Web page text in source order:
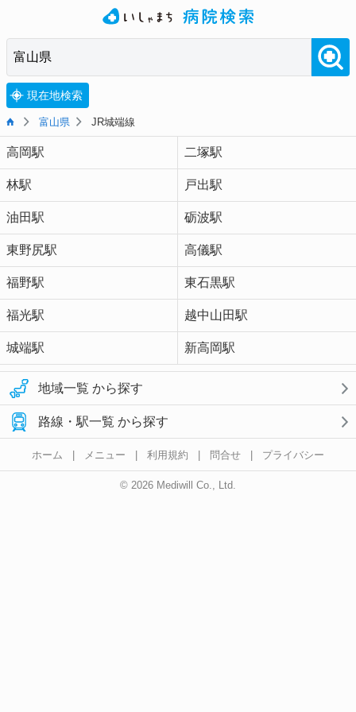
現在地検索
富山県 JR城端線
高岡駅 二塚駅
林駅 戸出駅
油田駅 砺波駅
東野尻駅 高儀駅
福野駅 東石黒駅
福光駅 越中山田駅
城端駅 新高岡駅
地域一覧 から探す
路線・駅一覧 から探す
ホーム | メニュー | 利用規約 | 問合せ | プライバシー
© 2026 Mediwill Co., Ltd.